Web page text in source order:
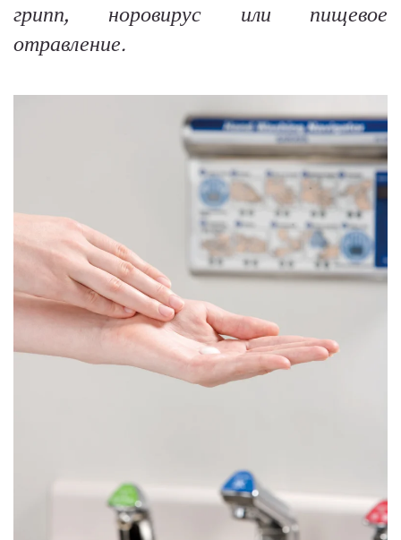
грипп, норовирус или пищевое
отравление.